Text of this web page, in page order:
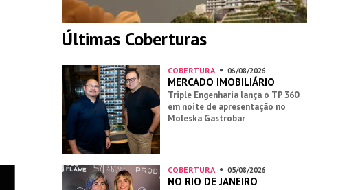
Últimas Coberturas
COBERTURA 06/08/2026
MERCADO IMOBILIÁRIO
Triple Engenharia lança o TP 360
em noite de apresentação no
Moleska Gastrobar
COBERTURA 05/08/2026
NO RIO DE JANEIRO